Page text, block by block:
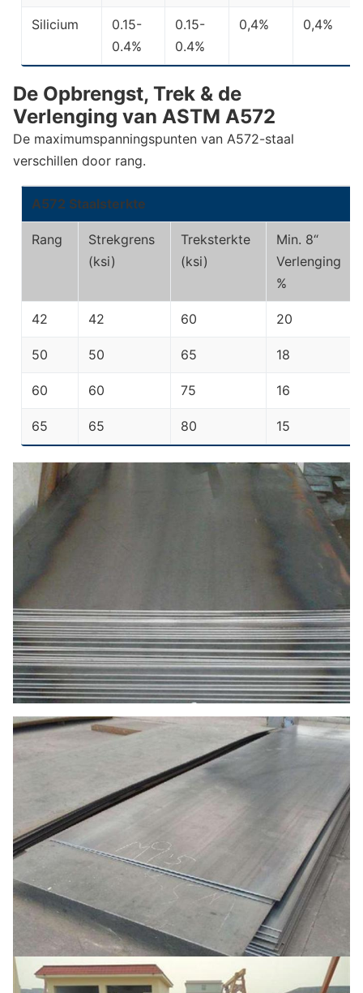
Silicium
0.15-
0.4%
0.15-
0.4%
0,4% 0,4%
De Opbrengst, Trek & de
Verlenging van ASTM A572
De maximumspanningspunten van A572-staal
verschillen door rang.
A572 Staalsterkte
Rang
Strekgrens
(ksi)
Treksterkte
(ksi)
Min. 8“
Verlenging
%
42 42 60 20
50 50 65 18
60 60 75 16
65 65 80 15